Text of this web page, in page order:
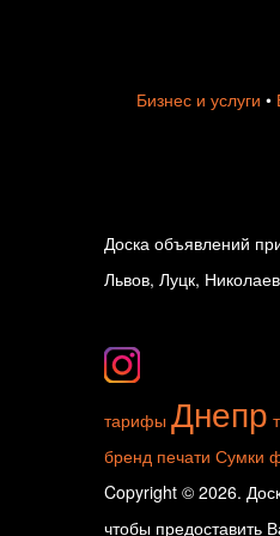
Бизнес и услуги •
Доска объявлений
Львов, Луцк,
тарифы Днепр
бренд печати Сумки
Copyright © 2026.
чтобы предоставить